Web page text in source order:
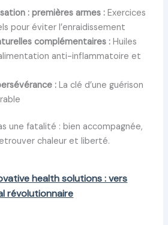
: premières armes :Exercices
pour éviter l’enraidissement
complémentaires :Huiles
anti-inflammatoire et
:La clé d’une guérison
une fatalité : bien accompagnée,
chaleur et liberté.
health solutions : vers
révolutionnaire